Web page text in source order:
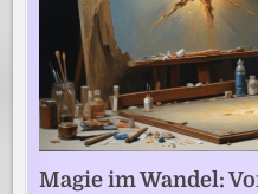
Magie im Wandel: